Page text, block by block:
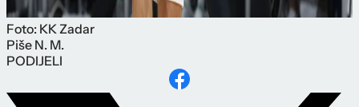
Foto: KK Zadar
Piše N. M.
PODIJELI